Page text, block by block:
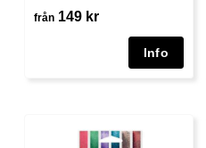
från 149 kr